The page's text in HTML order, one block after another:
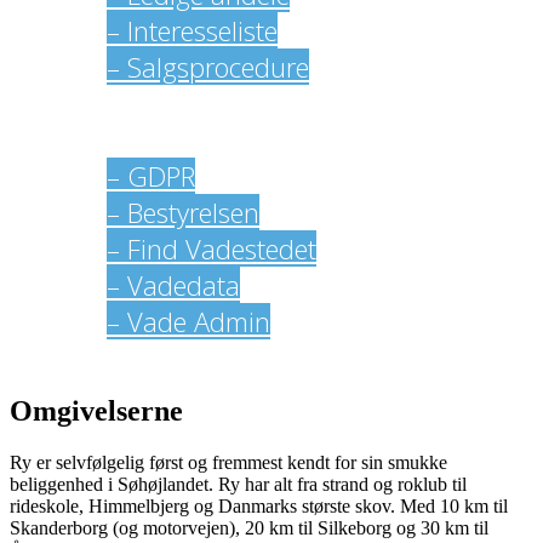
– Interesseliste
– Salgsprocedure
– GDPR
– Bestyrelsen
– Find Vadestedet
– Vadedata
– Vade Admin
Omgivelserne
Ry er selvfølgelig først og fremmest kendt for sin smukke
beliggenhed i Søhøjlandet. Ry har alt fra strand og roklub til
rideskole, Himmelbjerg og Danmarks største skov. Med 10 km til
Skanderborg (og motorvejen), 20 km til Silkeborg og 30 km til